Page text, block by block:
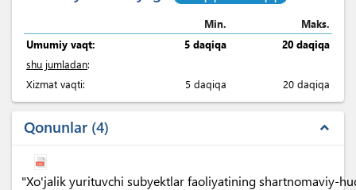
Min.
Maks.
Umumiy vaqt:
5 daqiqa
20 daqiqa
shu jumladan:
Xizmat vaqti:
5 daqiqa 20 daqiqa
Qonunlar 4 expand_less
"Xo'jalik yurituvchi subyektlar faoliyatining shartnomaviy-